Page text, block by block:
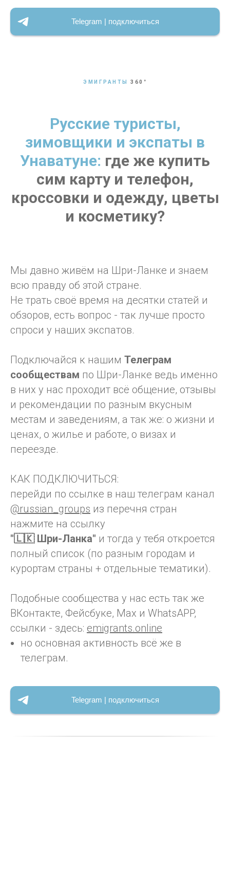
Telegram | подключиться
ЭМИГРАНТЫ 360 °
Русские туристы,
зимовщики и экспаты в
Унаватуне: где же купить
сим карту и телефон,
кроссовки и одежду, цветы
и косметику?
Мы давно живём на Шри-Ланке и знаем
всю правду об этой стране.
Не трать своё время на десятки статей и
обзоров, есть вопрос - так лучше просто
спроси у наших экспатов.
Подключайся к нашим Телеграм
сообществам по Шри-Ланке ведь именно
в них у нас проходит всё общение, отзывы
и рекомендации по разным вкусным
местам и заведениям, а так же: о жизни и
ценах, о жилье и работе, о визах и
переезде.
КАК ПОДКЛЮЧИТЬСЯ:
перейди по ссылке в наш телеграм канал
@russian_groups из перечня стран
нажмите на ссылку
"🇱🇰 Шри-Ланка" и тогда у тебя откроется
полный список (по разным городам и
курортам страны + отдельные тематики).
Подобные сообщества у нас есть так же
ВКонтакте, Фейсбуке, Max и WhatsAPP,
ссылки - здесь: emigrants.online
но основная активность всё же в
телеграм.
Telegram | подключиться